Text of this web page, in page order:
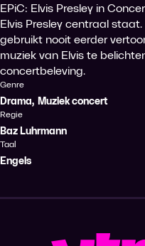
EPiC: Elvis Presley in
Elvis Presley centraal
gebruikt nooit eerder
muziek van Elvis te
concertbeleving.
Genre
Drama, Muziek concert
Regie
Baz Luhrmann
Taal
Engels